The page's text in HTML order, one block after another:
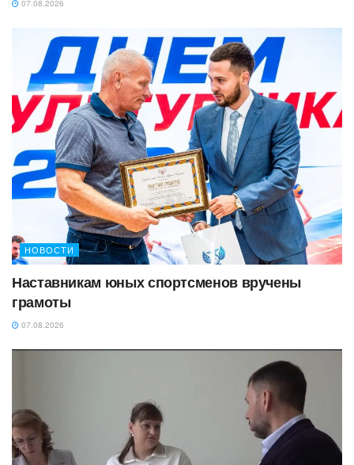
07.08.2026
НОВОСТИ
Наставникам юных спортсменов вручены
грамоты
07.08.2026